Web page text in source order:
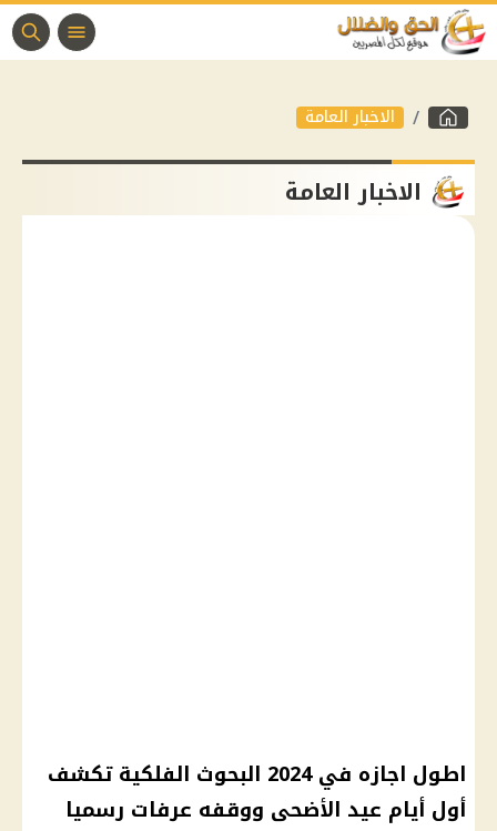
الاخبار العامة
الاخبار العامة
اطول اجازه في 2024 البحوث الفلكية تكشف
أول أيام عيد الأضحى ووقفه عرفات رسميا